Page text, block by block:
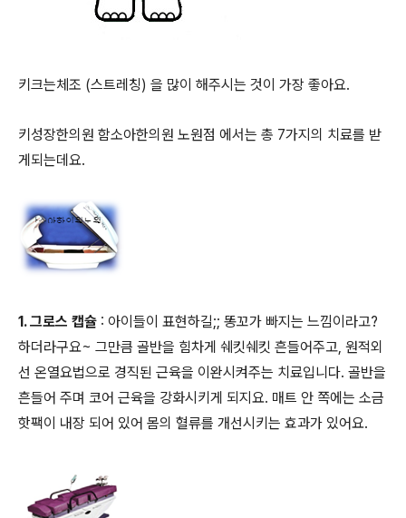
키크는체조 (스트레칭) 을 많이 해주시는 것이 가장 좋아요.
키성장한의원 함소아한의원 노원점 에서는 총 7가지의 치료를 받
게되는데요.
1. 그로스 캡슐 : 아이들이 표현하길;; 똥꼬가 빠지는 느낌이라고?
하더라구요~ 그만큼 골반을 힘차게 쉐킷쉐킷 흔들어주고, 원적외
선 온열요법으로 경직된 근육을 이완시켜주는 치료입니다. 골반을
흔들어 주며 코어 근육을 강화시키게 되지요. 매트 안 쪽에는 소금
핫팩이 내장 되어 있어 몸의 혈류를 개선시키는 효과가 있어요.